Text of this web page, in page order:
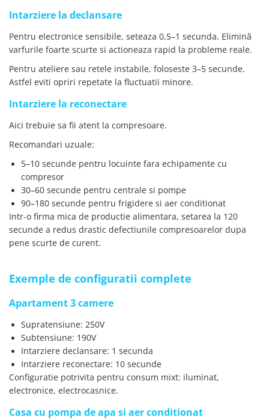
Intarziere la declansare
Pentru electronice sensibile, seteaza 0,5–1 secunda. Elimină
varfurile foarte scurte si actioneaza rapid la probleme reale.
Pentru ateliere sau retele instabile, foloseste 3–5 secunde.
Astfel eviti opriri repetate la fluctuatii minore.
Intarziere la reconectare
Aici trebuie sa fii atent la compresoare.
Recomandari uzuale:
5–10 secunde pentru locuinte fara echipamente cu
compresor
30–60 secunde pentru centrale si pompe
90–180 secunde pentru frigidere si aer conditionat
Intr-o firma mica de productie alimentara, setarea la 120
secunde a redus drastic defectiunile compresoarelor dupa
pene scurte de curent.
Exemple de configuratii complete
Apartament 3 camere
Supratensiune: 250V
Subtensiune: 190V
Intarziere declansare: 1 secunda
Intarziere reconectare: 10 secunde
Configuratie potrivita pentru consum mixt: iluminat,
electronice, electrocasnice.
Casa cu pompa de apa si aer conditionat